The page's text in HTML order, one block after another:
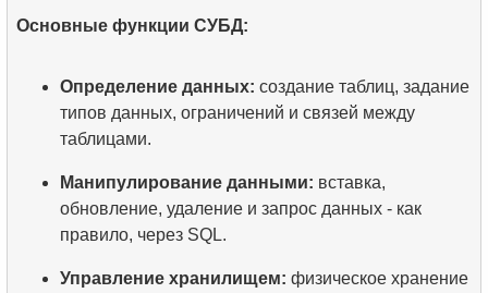
Основные функции СУБД:
Определение данных: создание таблиц, задание
типов данных, ограничений и связей между
таблицами.
Манипулирование данными: вставка,
обновление, удаление и запрос данных - как
правило, через SQL.
Управление хранилищем: физическое хранение